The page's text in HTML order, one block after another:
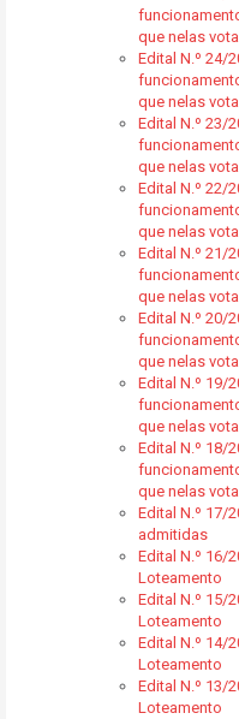
que nelas
Edital N.º 24/
que nelas
Edital N.º 23/
que nelas
Edital N.º 22/
que nelas
Edital N.º 21/
que nelas
Edital N.º 20/
que nelas
Edital N.º 19/
que nelas
Edital N.º 18/
que nelas
Edital N.º 17/
admitidas
Edital N.º 16/
Loteamento
Edital N.º 15/
Loteamento
Edital N.º 14/
Loteamento
Edital N.º 13/
Loteamento